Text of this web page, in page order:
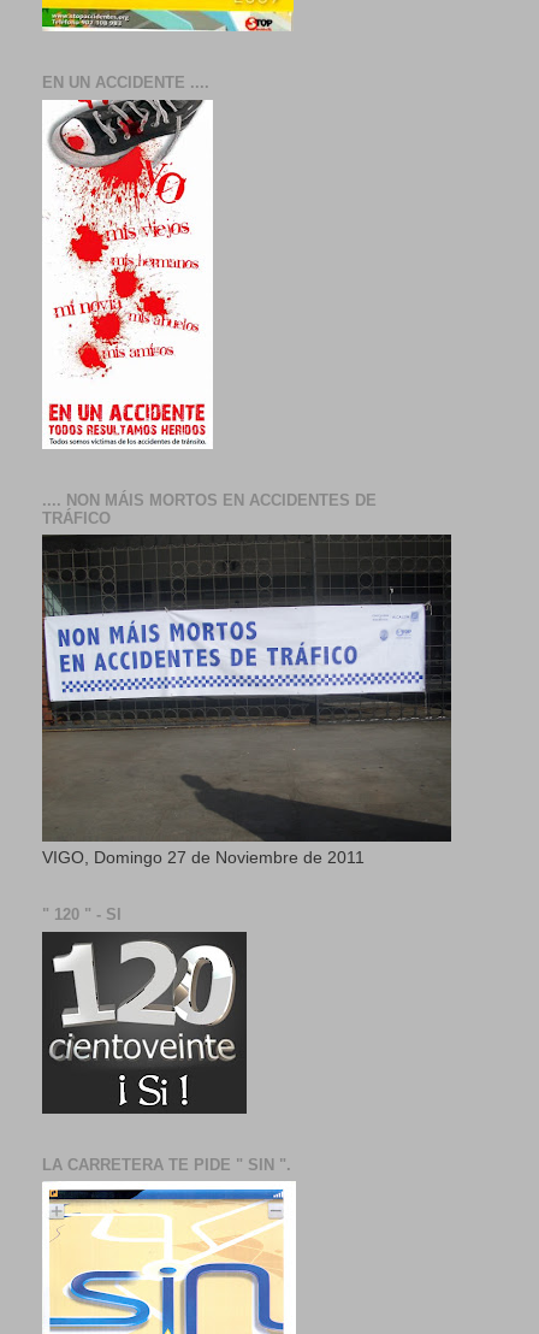
EN UN ACCIDENTE ....
.... NON MÁIS MORTOS EN ACCIDENTES DE
TRÁFICO
VIGO, Domingo 27 de Noviembre de 2011
" 120 " - SI
LA CARRETERA TE PIDE " SIN ".